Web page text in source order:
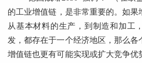
的工业增值链，是非常重要的。如
从基本材料的生产，到制造和加工
发，都存在于一个经济地区，那么各
增值链也更有可能实现或扩大竞争优